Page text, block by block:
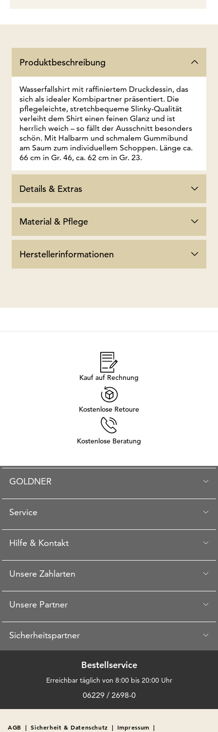
Produktbeschreibung
Wasserfallshirt mit raffiniertem Druckdessin, das
sich als idealer Kombipartner präsentiert. Die
pflegeleichte, stretchbequeme Slinky-Qualität
verleiht dem Shirt einen feinen Glanz und ist
herrlich weich – so fällt der Ausschnitt besonders
schön. Mit Halbarm und schmalem Gummibund
am Saum zum individuellem Schoppen. Länge ca.
66 cm in Gr. 46, ca. 62 cm in Gr. 23.
Details & Extras
Material & Pflege
Herstellerinformationen
Kauf auf Rechnung
Kostenlose Retoure
Kostenlose Beratung
GOLDNER
Service
Hilfe & Kontakt
Unsere Zahlarten
Unsere Partner
Sicherheitspartner
Bestellservice
Erreichbar täglich von 8:00 bis 20:00 Uhr
06229 / 2698-0
AGB | Sicherheit & Datenschutz | Impressum |